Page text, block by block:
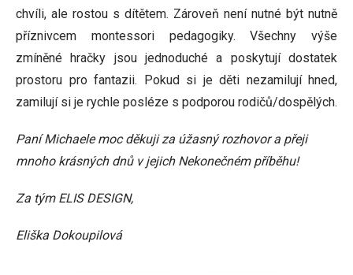
chvíli, ale rostou s dítětem. Zároveň není nutné být nutně
příznivcem montessori pedagogiky. Všechny výše
zmíněné hračky jsou jednoduché a poskytují dostatek
prostoru pro fantazii. Pokud si je děti nezamilují hned,
zamilují si je rychle posléze s podporou rodičů/dospělých.
Paní Michaele moc děkuji za úžasný rozhovor a přeji
mnoho krásných dnů v jejich Nekonečném příběhu!
Za tým ELIS DESIGN,
Eliška Dokoupilová